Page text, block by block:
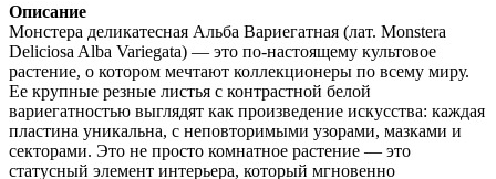
Описание
Монстера деликатесная Альба Вариегатная (лат. Monstera
Deliciosa Alba Variegata) — это по-настоящему культовое
растение, о котором мечтают коллекционеры по всему миру.
Ее крупные резные листья с контрастной белой
вариегатностью выглядят как произведение искусства: каждая
пластина уникальна, с неповторимыми узорами, мазками и
секторами. Это не просто комнатное растение — это
статусный элемент интерьера, который мгновенно